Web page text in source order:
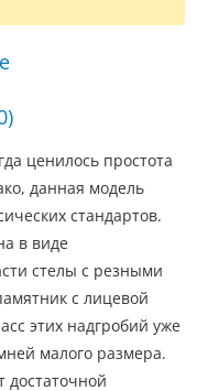
ценилось простота
данная модель
стандартов.
в виде
стелы с резными
с лицевой
этих надгробий уже
малого размера.
достаточной